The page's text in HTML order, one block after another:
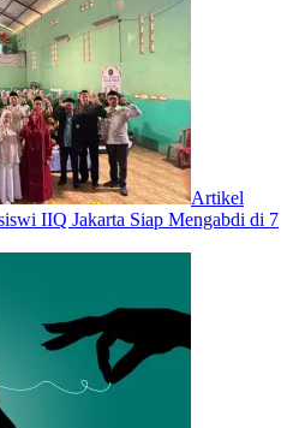
Artikel
IIQ Jakarta Siap Mengabdi di 7